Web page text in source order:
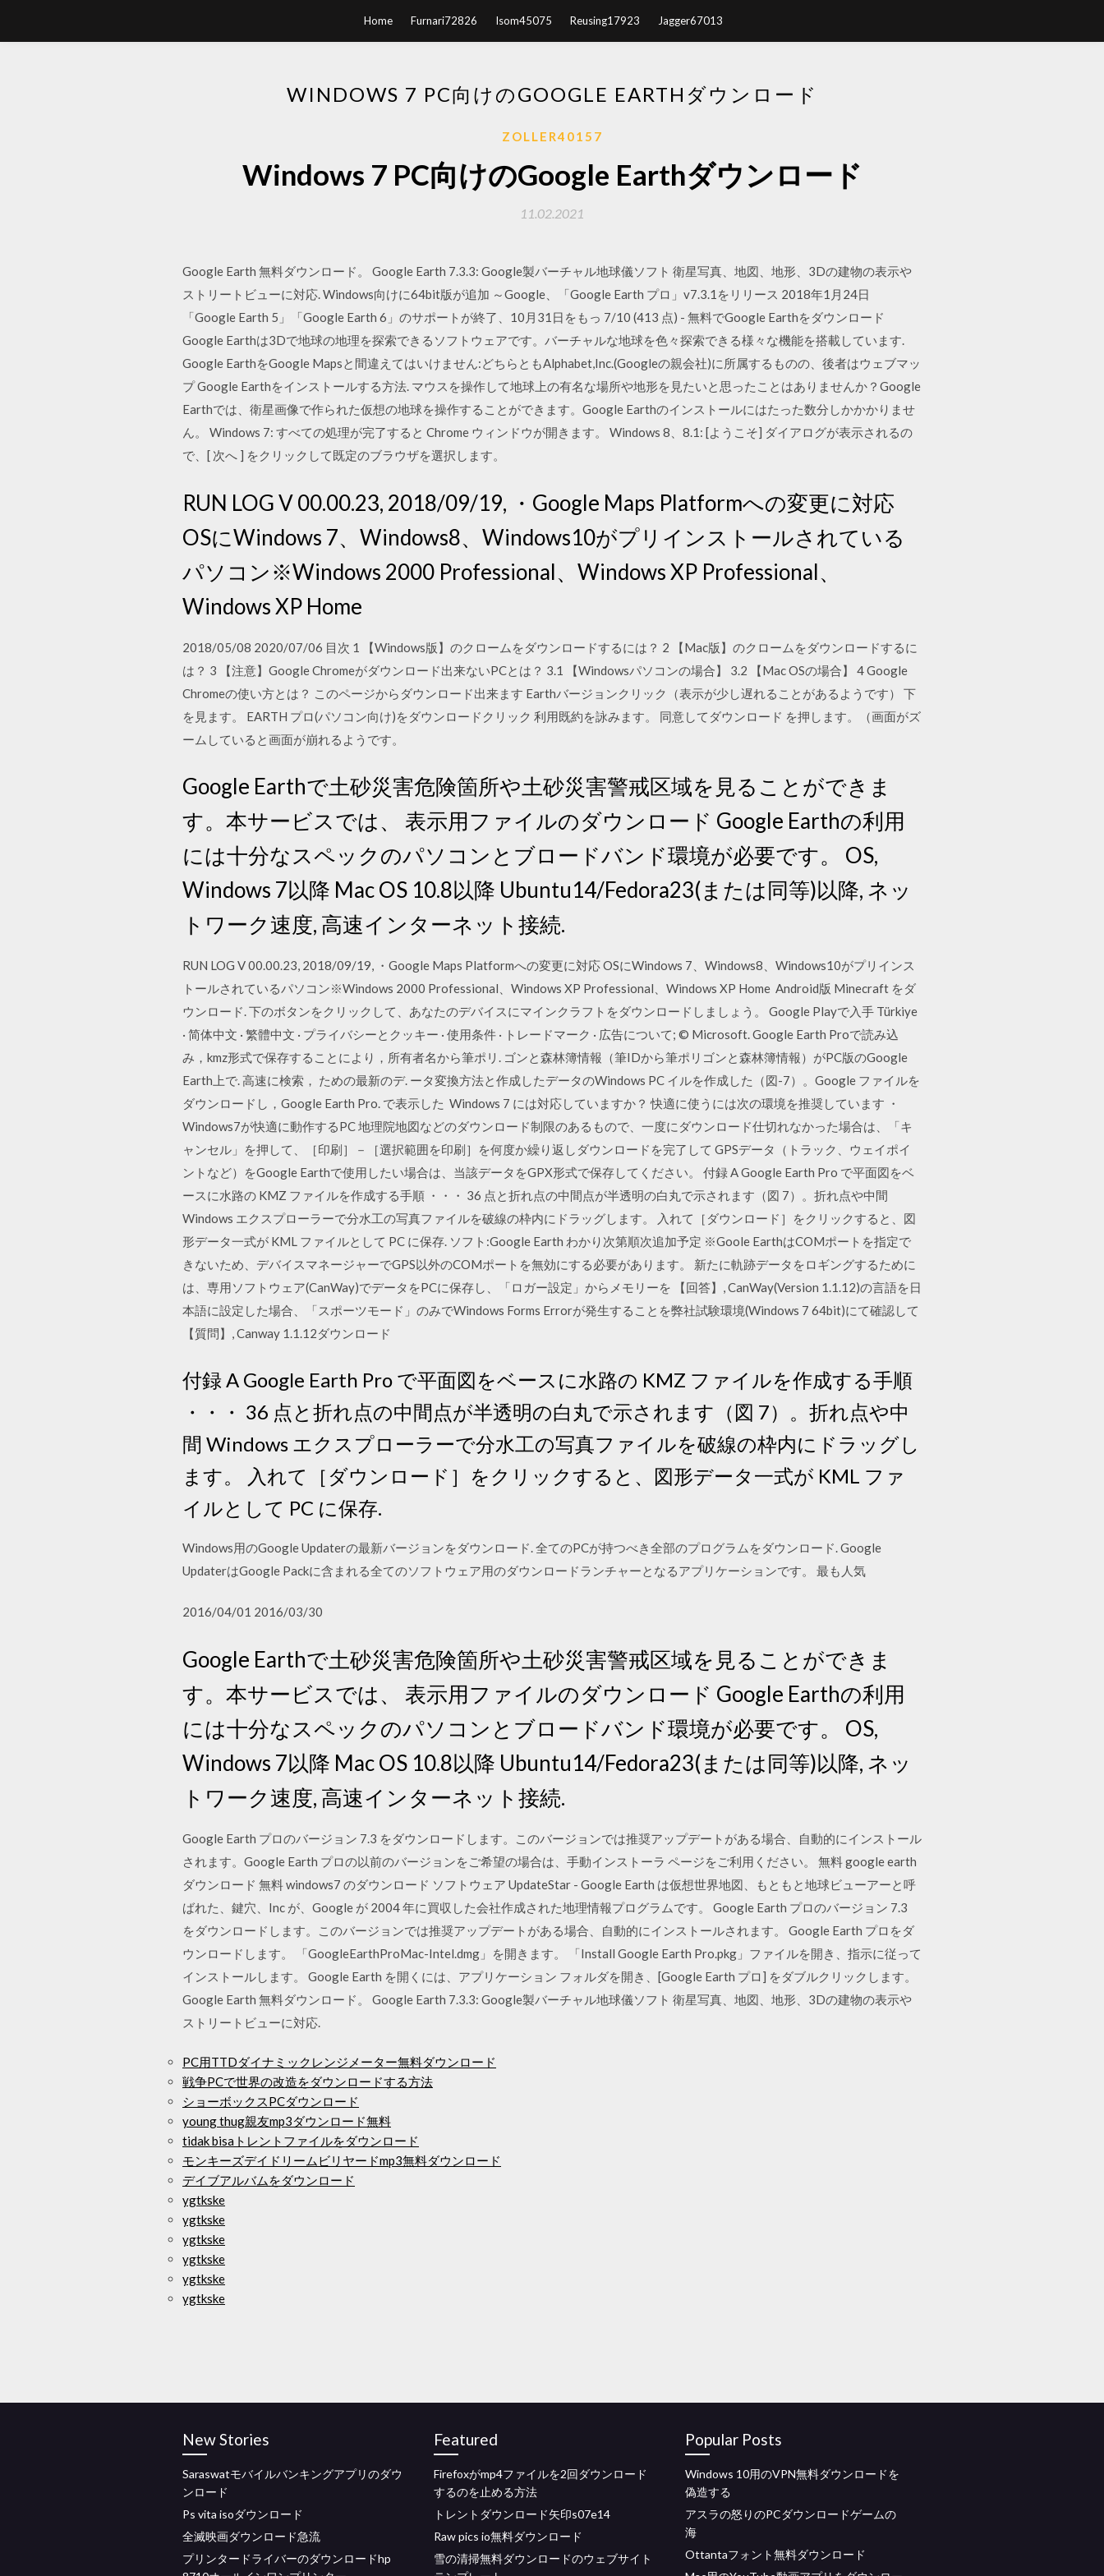
Home Furnari72826 Isom45075 Reusing17923 Jagger67013
WINDOWS 7 PC向けのGOOGLE EARTHダウンロード
ZOLLER40157
Windows 7 PC向けのGoogle Earthダウンロード
11.02.2021
Google Earth 無料ダウンロード。 Google Earth 7.3.3: Google製バーチャル地球儀ソフト 衛星写真、地図、地形、3Dの建物の表示や
ストリートビューに対応. Windows向けに64bit版が追加 ～Google、「Google Earth プロ」v7.3.1をリリース 2018年1月24日
「Google Earth 5」「Google Earth 6」のサポートが終了、10月31日をもっ 7/10 (413 点) - 無料でGoogle Earthをダウンロード
Google Earthは3Dで地球の地理を探索できるソフトウェアです。バーチャルな地球を色々探索できる様々な機能を搭載しています.
Google EarthをGoogle Mapsと間違えてはいけません:どちらともAlphabet,Inc.(Googleの親会社)に所属するものの、後者はウェブマッ
プ Google Earthをインストールする方法. マウスを操作して地球上の有名な場所や地形を見たいと思ったことはありませんか？Google
Earthでは、衛星画像で作られた仮想の地球を操作することができます。Google Earthのインストールにはたった数分しかかかりませ
ん。 Windows 7: すべての処理が完了すると Chrome ウィンドウが開きます。 Windows 8、8.1: [ようこそ] ダイアログが表示されるの
で、[ 次へ ] をクリックして既定のブラウザを選択します。
RUN LOG V 00.00.23, 2018/09/19, ・Google Maps Platformへの変更に対応
OSにWindows 7、Windows8、Windows10がプリインストールされている
パソコン※Windows 2000 Professional、Windows XP Professional、
Windows XP Home
2018/05/08 2020/07/06 目次 1 【Windows版】のクロームをダウンロードするには？ 2 【Mac版】のクロームをダウンロードするに
は？ 3 【注意】Google Chromeがダウンロード出来ないPCとは？ 3.1 【Windowsパソコンの場合】 3.2 【Mac OSの場合】 4 Google
Chromeの使い方とは？ このページからダウンロード出来ます Earthバージョンクリック（表示が少し遅れることがあるようです） 下
を見ます。 EARTH プロ(パソコン向け)をダウンロードクリック 利用既約を詠みます。 同意してダウンロード を押します。（画面がズ
ームしていると画面が崩れるようです。
Google Earthで土砂災害危険箇所や土砂災害警戒区域を見ることができま
す。本サービスでは、 表示用ファイルのダウンロード Google Earthの利用
には十分なスペックのパソコンとブロードバンド環境が必要です。 OS,
Windows 7以降 Mac OS 10.8以降 Ubuntu14/Fedora23(または同等)以降, ネッ
トワーク速度, 高速インターネット接続.
RUN LOG V 00.00.23, 2018/09/19, ・Google Maps Platformへの変更に対応 OSにWindows 7、Windows8、Windows10がプリインス
トールされているパソコン※Windows 2000 Professional、Windows XP Professional、Windows XP Home Android版 Minecraft をダ
ウンロード. 下のボタンをクリックして、あなたのデバイスにマインクラフトをダウンロードしましょう。 Google Playで入手 Türkiye
· 简体中文 · 繁體中文 · プライバシーとクッキー · 使用条件 · トレードマーク · 広告について; © Microsoft. Google Earth Proで読み込
み，kmz形式で保存することにより，所有者名から筆ポリ. ゴンと森林簿情報（筆IDから筆ポリゴンと森林簿情報）がPC版のGoogle
Earth上で. 高速に検索， ための最新のデ. ータ変換方法と作成したデータのWindows PC イルを作成した（図-7）。Google ファイルを
ダウンロードし，Google Earth Pro. で表示した Windows 7 には対応していますか？ 快適に使うには次の環境を推奨しています ・
Windows7が快適に動作するPC 地理院地図などのダウンロード制限のあるもので、一度にダウンロード仕切れなかった場合は、「キ
ャンセル」を押して、［印刷］－［選択範囲を印刷］を何度か繰り返しダウンロードを完了して GPSデータ（トラック、ウェイポイ
ントなど）をGoogle Earthで使用したい場合は、当該データをGPX形式で保存してください。 付録 A Google Earth Pro で平面図をベ
ースに水路の KMZ ファイルを作成する手順 ・・・ 36 点と折れ点の中間点が半透明の白丸で示されます（図 7）。折れ点や中間
Windows エクスプローラーで分水工の写真ファイルを破線の枠内にドラッグします。 入れて［ダウンロード］をクリックすると、図
形データ一式が KML ファイルとして PC に保存. ソフト:Google Earth わかり次第順次追加予定 ※Goole EarthはCOMポートを指定で
きないため、デバイスマネージャーでGPS以外のCOMポートを無効にする必要があります。 新たに軌跡データをロギングするために
は、専用ソフトウェア(CanWay)でデータをPCに保存し、「ロガー設定」からメモリーを 【回答】, CanWay(Version 1.1.12)の言語を日
本語に設定した場合、「スポーツモード」のみでWindows Forms Errorが発生することを弊社試験環境(Windows 7 64bit)にて確認して
【質問】, Canway 1.1.12ダウンロード
付録 A Google Earth Pro で平面図をベースに水路の KMZ ファイルを作成する手順
・・・ 36 点と折れ点の中間点が半透明の白丸で示されます（図 7）。折れ点や中
間 Windows エクスプローラーで分水工の写真ファイルを破線の枠内にドラッグし
ます。 入れて［ダウンロード］をクリックすると、図形データ一式が KML ファ
イルとして PC に保存.
Windows用のGoogle Updaterの最新バージョンをダウンロード. 全てのPCが持つべき全部のプログラムをダウンロード. Google
UpdaterはGoogle Packに含まれる全てのソフトウェア用のダウンロードランチャーとなるアプリケーションです。 最も人気
2016/04/01 2016/03/30
Google Earthで土砂災害危険箇所や土砂災害警戒区域を見ることができま
す。本サービスでは、 表示用ファイルのダウンロード Google Earthの利用
には十分なスペックのパソコンとブロードバンド環境が必要です。 OS,
Windows 7以降 Mac OS 10.8以降 Ubuntu14/Fedora23(または同等)以降, ネッ
トワーク速度, 高速インターネット接続.
Google Earth プロのバージョン 7.3 をダウンロードします。このバージョンでは推奨アップデートがある場合、自動的にインストール
されます。Google Earth プロの以前のバージョンをご希望の場合は、手動インストーラ ページをご利用ください。 無料 google earth
ダウンロード 無料 windows7 のダウンロード ソフトウェア UpdateStar - Google Earth は仮想世界地図、もともと地球ビューアーと呼
ばれた、鍵穴、Inc が、Google が 2004 年に買収した会社作成された地理情報プログラムです。 Google Earth プロのバージョン 7.3
をダウンロードします。このバージョンでは推奨アップデートがある場合、自動的にインストールされます。 Google Earth プロをダ
ウンロードします。 「GoogleEarthProMac-Intel.dmg」を開きます。 「Install Google Earth Pro.pkg」ファイルを開き、指示に従って
インストールします。 Google Earth を開くには、アプリケーション フォルダを開き、[Google Earth プロ] をダブルクリックします。
Google Earth 無料ダウンロード。 Google Earth 7.3.3: Google製バーチャル地球儀ソフト 衛星写真、地図、地形、3Dの建物の表示や
ストリートビューに対応.
PC用TTDダイナミックレンジメーター無料ダウンロード
戦争PCで世界の改造をダウンロードする方法
ショーボックスPCダウンロード
young thug親友mp3ダウンロード無料
tidak bisaトレントファイルをダウンロード
モンキーズデイドリームビリヤードmp3無料ダウンロード
デイブアルバムをダウンロード
ygtkske
ygtkske
ygtkske
ygtkske
ygtkske
ygtkske
New Stories
Saraswatモバイルバンキングアプリのダウ
ンロード
Ps vita isoダウンロード
全滅映画ダウンロード急流
プリンタードライバーのダウンロードhp
Featured
Firefoxがmp4ファイルを2回ダウンロード
するのを止める方法
トレントダウンロード矢印s07e14
Raw pics io無料ダウンロード
雪の清掃無料ダウンロードのウェブサイト
Popular Posts
Windows 10用のVPN無料ダウンロードを
偽造する
アスラの怒りのPCダウンロードゲームの
海
Ottantaフォント無料ダウンロード